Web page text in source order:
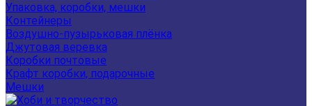
Упаковка, коробки, мешки
Контейнеры
Воздушно-пузырьковая плёнка
Джутовая веревка
Коробки почтовые
Крафт коробки, подарочные
Мешки